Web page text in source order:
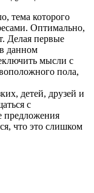
тема которого
Оптимально,
Делая первые
данном
мысли с
пола,
детей, друзей и
с
предложения
что это слишком